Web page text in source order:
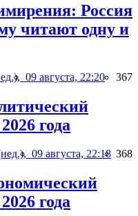
Россия
читают одну и
09 августа, 22:20 367
года
09 августа, 22:18 368
года